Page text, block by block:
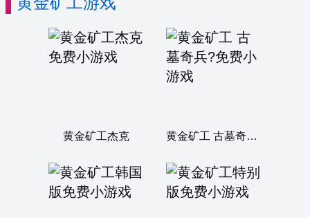
黄金矿工杰克 黄金矿工 古墓奇兵?